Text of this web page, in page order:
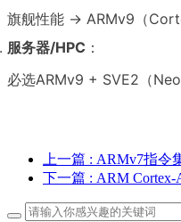
旗舰性能 → ARMv9（
服务器/HPC ：
必选ARMv9 + SVE2（
上一篇 : ARMv7指令
下一篇 : ARM